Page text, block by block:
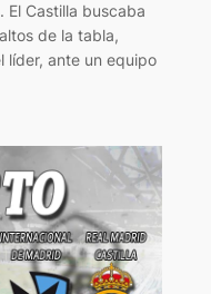
El Castilla buscaba
de la tabla,
líder, ante un equipo